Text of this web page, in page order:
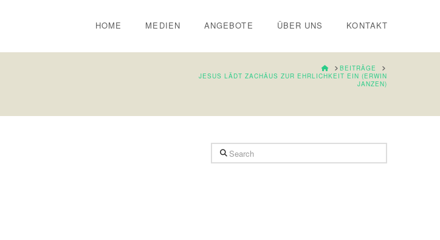
HOME MEDIEN ANGEBOTE ÜBER UNS KONTAKT
HOMEBEITRÄGE
JESUS LÄDT ZACHÄUS ZUR EHRLICHKEIT EIN (ERWIN
JANZEN)
Search